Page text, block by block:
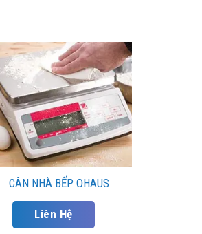
CÂN NHÀ BẾP OHAUS
Liên Hệ